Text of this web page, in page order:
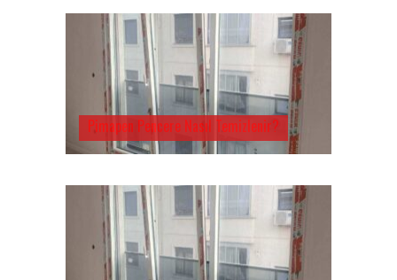
Pimapen Pencere Nasıl Temizlenir?